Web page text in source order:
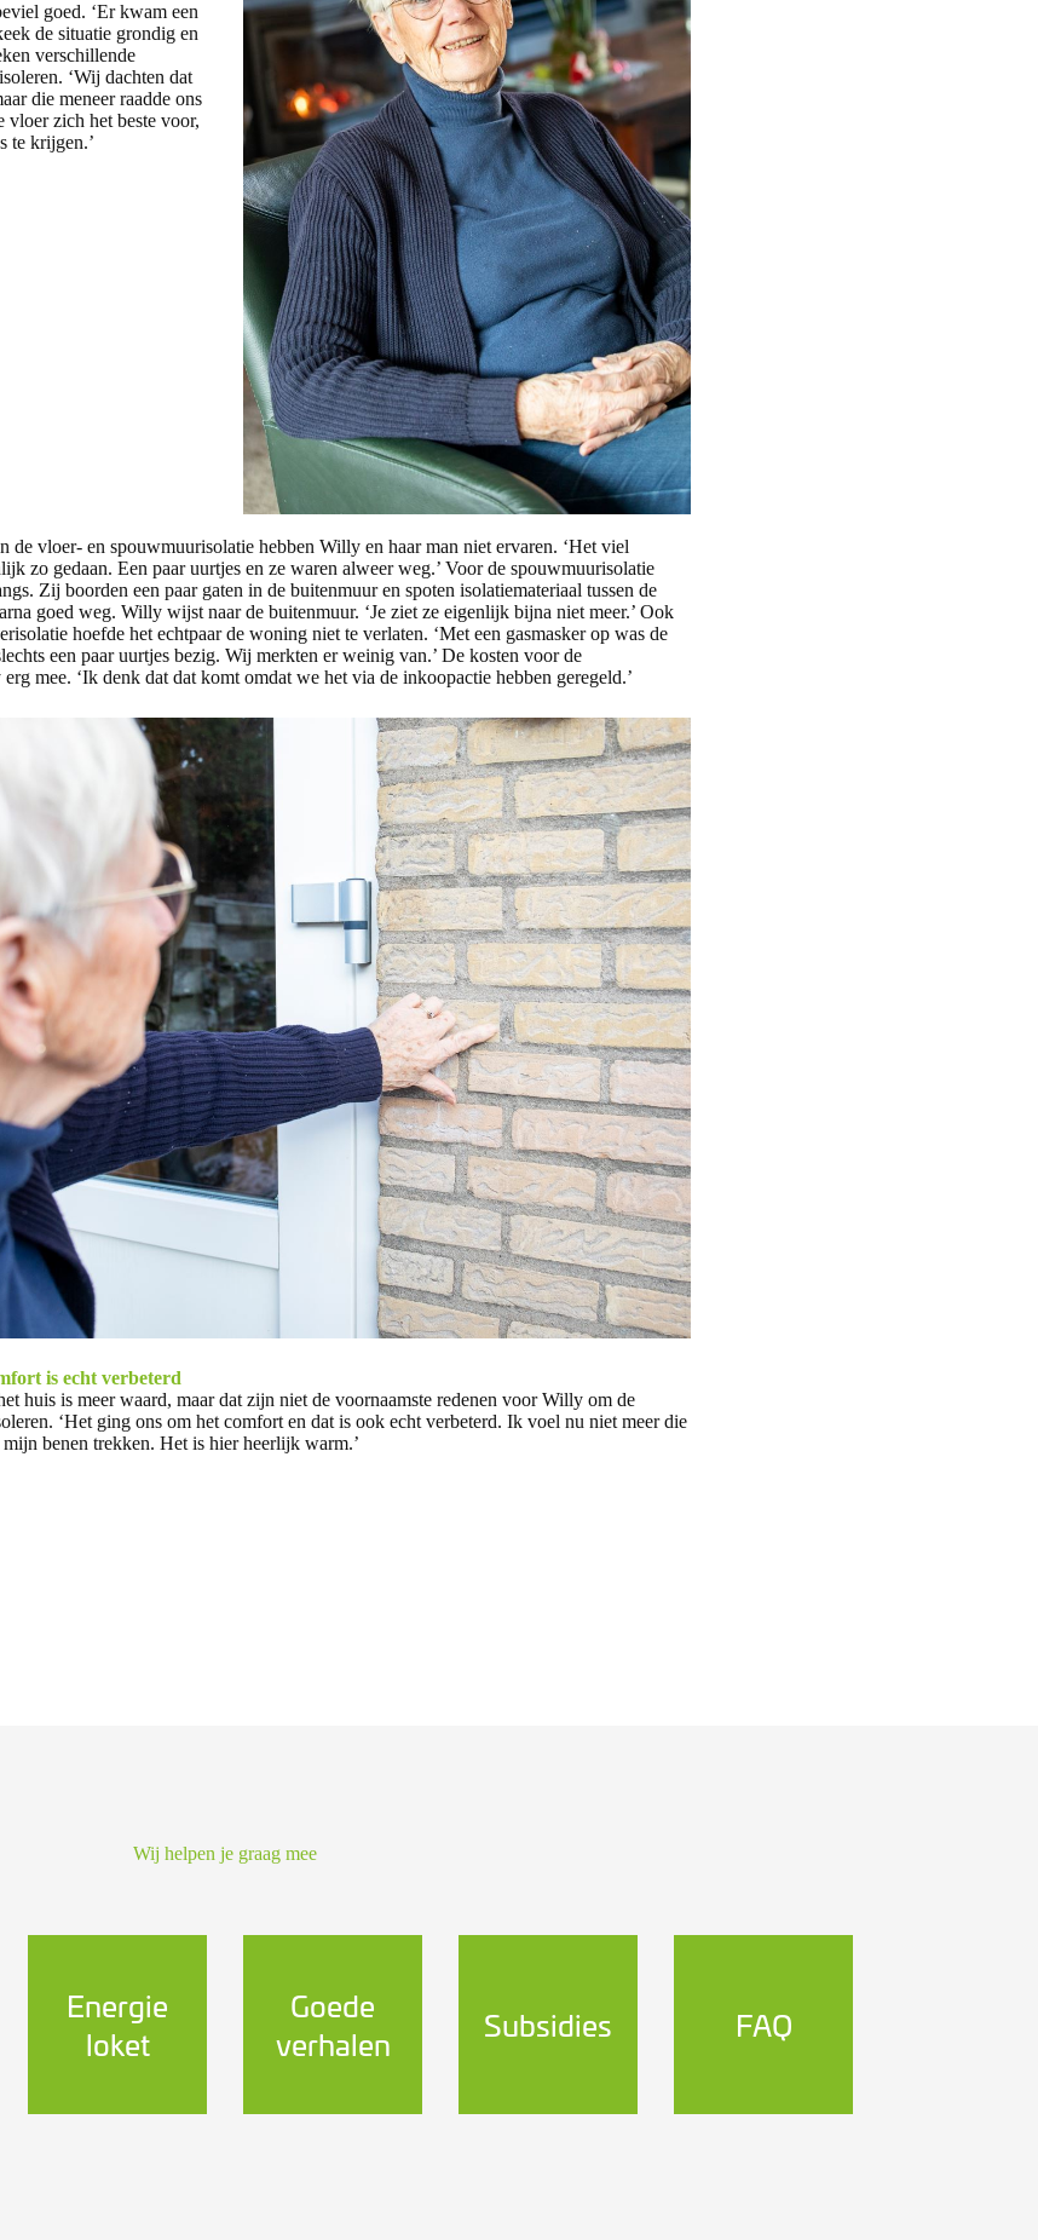
goed. ‘Er kwam een
de situatie grondig en
verschillende
‘Wij dachten dat
die meneer raadde ons
vloer zich het beste voor,
te krijgen.’
de vloer- en spouwmuurisolatie hebben Willy en haar man niet ervaren. ‘Het viel
zo gedaan. Een paar uurtjes en ze waren alweer weg.’ Voor de spouwmuurisolatie
Zij boorden een paar gaten in de buitenmuur en spoten isolatiemateriaal tussen de
goed weg. Willy wijst naar de buitenmuur. ‘Je ziet ze eigenlijk bijna niet meer.’ Ook
hoefde het echtpaar de woning niet te verlaten. ‘Met een gasmasker op was de
een paar uurtjes bezig. Wij merkten er weinig van.’ De kosten voor de
mee. ‘Ik denk dat dat komt omdat we het via de inkoopactie hebben geregeld.’
is echt verbeterd
huis is meer waard, maar dat zijn niet de voornaamste redenen voor Willy om de
‘Het ging ons om het comfort en dat is ook echt verbeterd. Ik voel nu niet meer die
benen trekken. Het is hier heerlijk warm.’
Wij helpen je graag mee
Energie
loket
Goede
verhalen
Subsidies FAQ